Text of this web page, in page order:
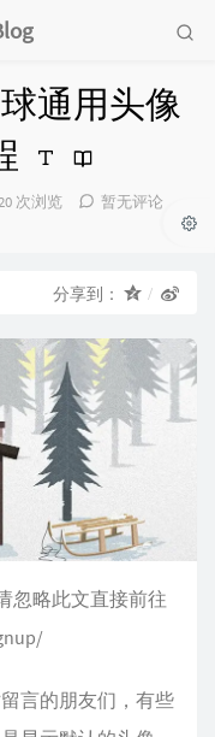
通用头像
次浏览
暂无评论
分享到：
忽略此文直接前往
言的朋友们，有些